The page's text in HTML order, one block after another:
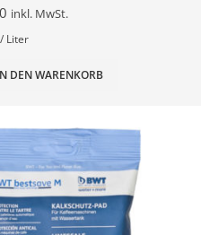
inkl. MwSt.
Liter
DEN WARENKORB